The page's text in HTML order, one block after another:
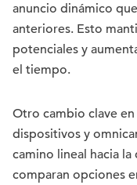
anuncio dinámico
anteriores. Esto
potenciales y
el tiempo.
Otro cambio clave
dispositivos y
camino lineal hacia
comparan opciones